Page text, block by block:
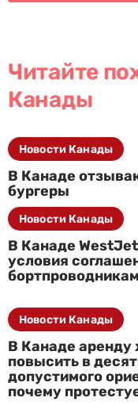
Читайте
Канады
В Канаде
бургеры
Новости Канады
В Канаде
условия
Новости Канады
В Канаде аренду
повысить в
допустимого
почему
Новости Канады